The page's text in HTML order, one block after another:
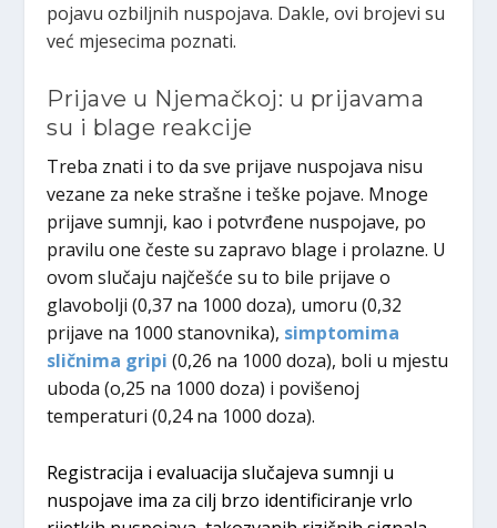
pojavu ozbiljnih nuspojava. Dakle, ovi brojevi su
već mjesecima poznati.
Prijave u Njemačkoj: u prijavama
su i blage reakcije
Treba znati i to da sve prijave nuspojava nisu
vezane za neke strašne i teške pojave. Mnoge
prijave sumnji, kao i potvrđene nuspojave, po
pravilu one česte su zapravo blage i prolazne. U
ovom slučaju najčešće su to bile prijave o
glavobolji (0,37 na 1000 doza), umoru (0,32
prijave na 1000 stanovnika), simptomima
sličnima gripi (0,26 na 1000 doza), boli u mjestu
uboda (o,25 na 1000 doza) i povišenoj
temperaturi (0,24 na 1000 doza).
Registracija i evaluacija slučajeva sumnji u
nuspojave ima za cilj brzo identificiranje vrlo